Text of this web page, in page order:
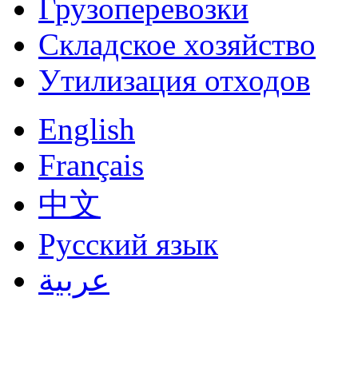
Грузоперевозки
Складское хозяйство
Утилизация отходов
English
Français
中文
Русский язык
عربية